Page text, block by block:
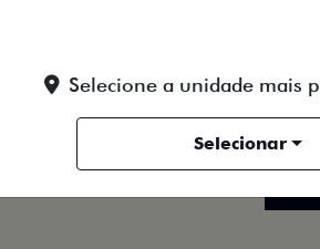
Selecione a unidade mais
Selecionar